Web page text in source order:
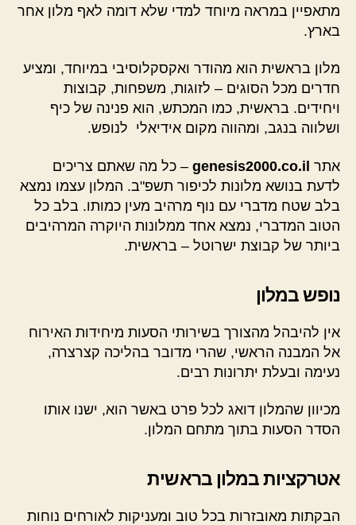
מתאפיין במראה מיוחד למדי שלא דומה לאף מלון אחר
בארץ.
מלון בראשית הוא מהודר ואקסקלוסיבי במיוחד, ומציע
חדרים מכל הסוגים – לזוגות, משפחות, קבוצות
ויחידים. בראשית, כמו המכתש, הוא פנינה של כיף
ושלווה בנגב, ומהווה מקום אידיאלי לנופש.
אתר genesis2000.co.il – כל מה שאתם צריכים
לדעת בנושא מלונות לכיפור תשפ"ב. המלון עצמו נמצא
בלב שטח מדברי עם נוף מרהיב מעין כמותו. בלב כל
הטוב המדברי, נמצא אחד ממלונות היוקרה המרהיבים
ביותר של קבוצת ישרוטל – בראשית.
נופש במלון
אין להיבהל מהצורך בשירותי הסעות מיחידות האירוח
אל המבנה הראשי, שהרי מדובר בהליכה קצרצרה,
נעימה ובעלת יתרונות רבים.
מכיוון שהמלון דואג לכל פרט באשר הוא, ישנו אותו
הסדר הסעות בתוך מתחם המלון.
אטרקציות במלון בראשית
הבקתות מאובזרות בכל טוב ומעניקות לאורחים נוחות